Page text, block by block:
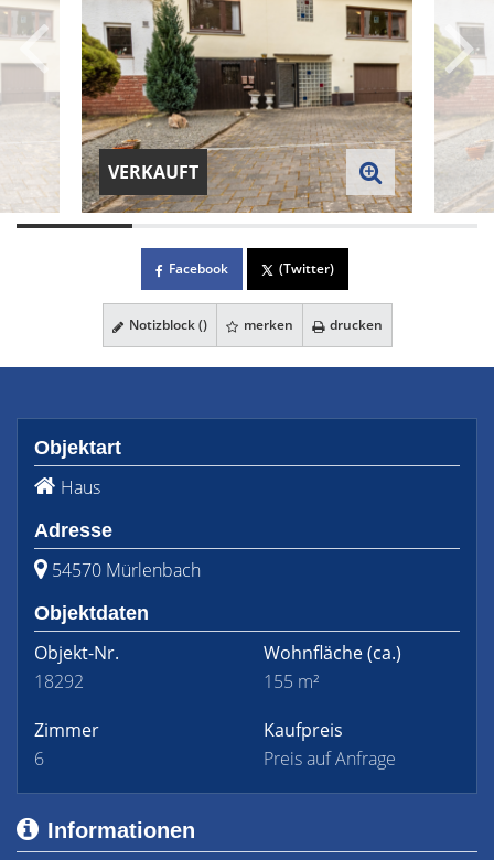
VERKAUFT
Facebook (Twitter)
Notizblock () merken drucken
Objektart
Haus
Adresse
54570 Mürlenbach
Objektdaten
Objekt-Nr.
18292
Wohnfläche(ca.)
155 m²
Zimmer
6
Kaufpreis
Preis auf Anfrage
Informationen